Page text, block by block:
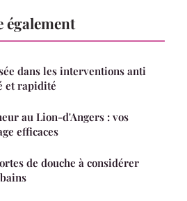
dans les interventions anti
et rapidité
au Lion-d'Angers : vos
efficaces
de douche à considérer